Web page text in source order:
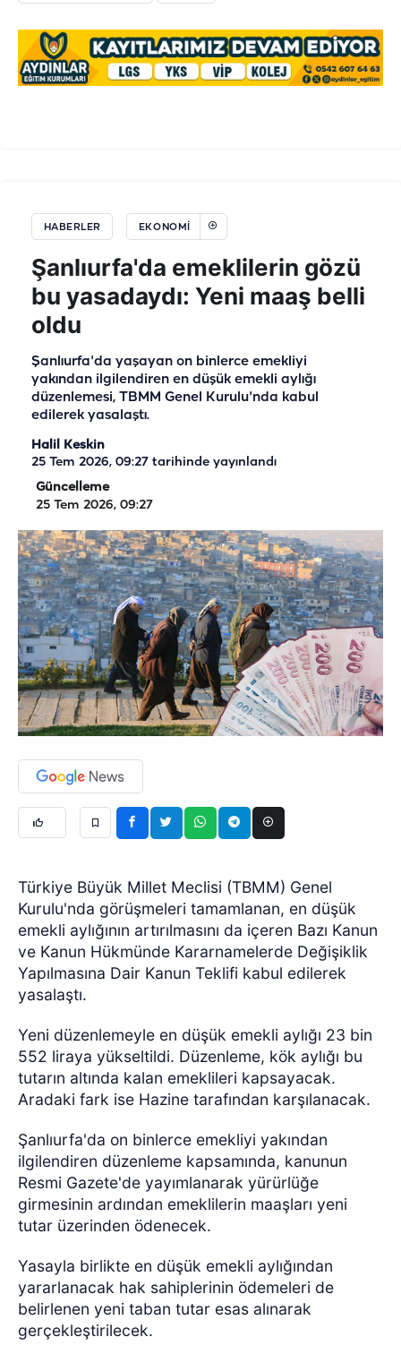
HABERLER EKONOMI
Şanlıurfa'da emeklilerin gözü
bu yasadaydı: Yeni maaş belli
oldu
Şanlıurfa'da yaşayan on binlerce emekliyi
yakından ilgilendiren en düşük emekli aylığı
düzenlemesi, TBMM Genel Kurulu'nda kabul
edilerek yasalaştı.
Halil Keskin
25 Tem 2026, 09:27 tarihinde yayınlandı
Güncelleme
25 Tem 2026, 09:27
Türkiye Büyük Millet Meclisi (TBMM) Genel
Kurulu'nda görüşmeleri tamamlanan, en düşük
emekli aylığının artırılmasını da içeren Bazı Kanun
ve Kanun Hükmünde Kararnamelerde Değişiklik
Yapılmasına Dair Kanun Teklifi kabul edilerek
yasalaştı.
Yeni düzenlemeyle en düşük emekli aylığı 23 bin
552 liraya yükseltildi. Düzenleme, kök aylığı bu
tutarın altında kalan emeklileri kapsayacak.
Aradaki fark ise Hazine tarafından karşılanacak.
Şanlıurfa'da on binlerce emekliyi yakından
ilgilendiren düzenleme kapsamında, kanunun
Resmi Gazete'de yayımlanarak yürürlüğe
girmesinin ardından emeklilerin maaşları yeni
tutar üzerinden ödenecek.
Yasayla birlikte en düşük emekli aylığından
yararlanacak hak sahiplerinin ödemeleri de
belirlenen yeni taban tutar esas alınarak
gerçekleştirilecek.